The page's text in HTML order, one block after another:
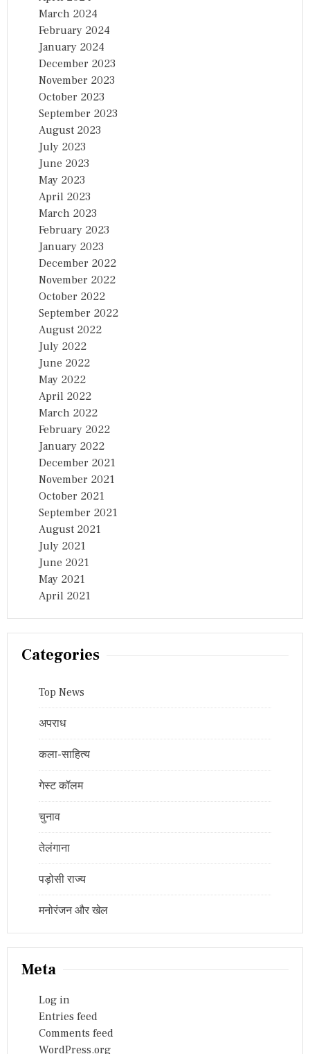
March 2024
February 2024
January 2024
December 2023
November 2023
October 2023
September 2023
August 2023
July 2023
June 2023
May 2023
April 2023
March 2023
February 2023
January 2023
December 2022
November 2022
October 2022
September 2022
August 2022
July 2022
June 2022
May 2022
April 2022
March 2022
February 2022
January 2022
December 2021
November 2021
October 2021
September 2021
August 2021
July 2021
June 2021
May 2021
April 2021
Categories
Top News
अपराध
कला-साहित्य
गेस्ट कॉलम
चुनाव
तेलंगाना
पड़ोसी राज्य
मनोरंजन और खेल
Meta
Log in
Entries feed
Comments feed
WordPress.org